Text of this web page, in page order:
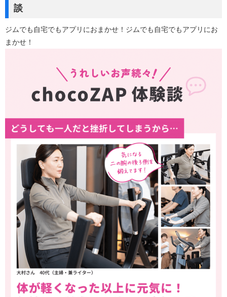
談
ジムでも自宅でもアプリにおまかせ！ジムでも自宅でもアプリにお
まかせ！